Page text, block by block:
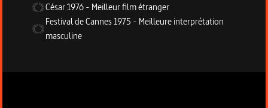
César1976- Meilleur film étranger
Festival de Cannes1975 - Meilleure interprétation
masculine